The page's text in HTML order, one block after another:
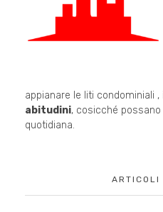
appianare le liti condominiali ,
abitudini, cosicché
quotidiana.
ARTICOLI